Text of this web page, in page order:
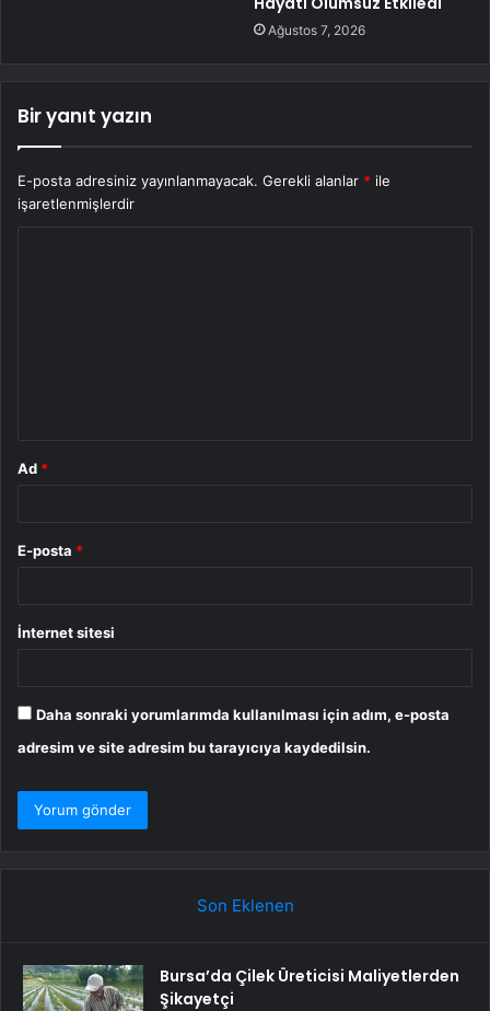
Ağustos 7, 2026
Bir yanıt yazın
E-posta adresiniz yayınlanmayacak. Gerekli alanlar * ile
işaretlenmişlerdir
Ad *
E-posta *
İnternet sitesi
Daha sonraki yorumlarımda kullanılması için adım, e-posta
adresim ve site adresim bu tarayıcıya kaydedilsin.
Son Eklenen
Bursa’da Çilek Üreticisi Maliyetlerden
Şikayetçi